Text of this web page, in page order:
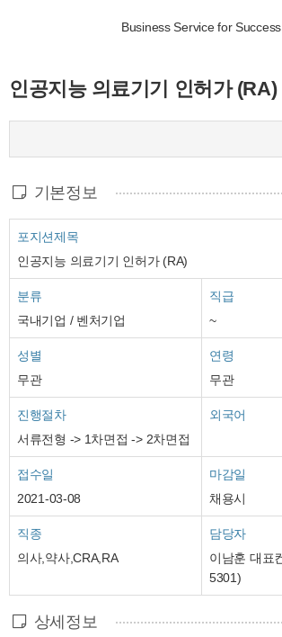
Business Service for Success
인공지능 의료기기 인허가 (RA)
기본정보
포지션제목
인공지능 의료기기 인허가 (RA)
분류
국내기업 / 벤처기업
직급
~
성별
무관
연령
무관
진행절차
서류전형 -> 1차면접 -> 2차면접
외국어
접수일
2021-03-08
마감일
채용시
직종
의사,약사,CRA,RA
담당자
이남훈 대표
5301)
상세정보